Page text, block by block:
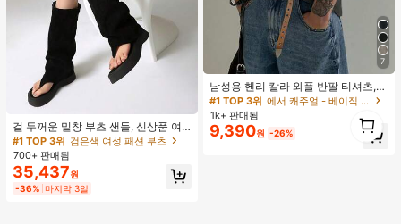
걸 두꺼운 밑창 부츠 샌들, 신상품 여
름 키높이 롱 샤프트 니치 섹시 팝 걸
끈 레트로 스트리트 스타일 앵클 부츠
#1 TOP 3위
거의 매진!
#1 TOP 3위 검은색 여성 패션 부츠
거의 매진!
#1 TOP 3위 검은색 여성 패션 부츠
거의 매진!
#1 TOP 3위 검은색 여성 패션 부츠
거의 매진!
700+ 판매됨
35,437원
-36% 마지막 3일
7
남성용 헨리 칼라 와플 반팔 티셔츠,
가볍고 통기성이 좋은 기본 티, 미국
미니멀리스트 스타일, 모든 계절에 적
합
#1 TOP 3위
에서 캐주얼 - 베이직 남성 상의
1k+ 판매됨
9,390원 -26%
1